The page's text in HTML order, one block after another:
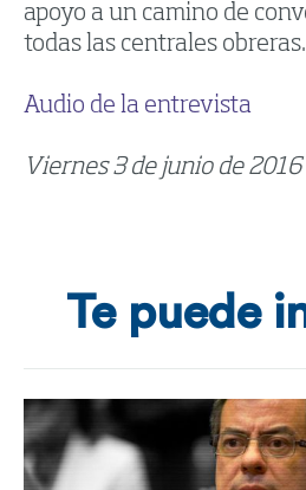
apoyo a un camino de
todas las centrales obreras.
Audio de la entrevista
Viernes 3 de junio de 2016
Te puede